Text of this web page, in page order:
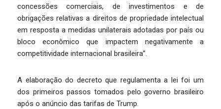
concessões comerciais, de investimentos e de
obrigações relativas a direitos de propriedade intelectual
em resposta a medidas unilaterais adotadas por país ou
bloco econômico que impactem negativamente a
competitividade internacional brasileira”.
A elaboração do decreto que regulamenta a lei foi um
dos primeiros passos tomados pelo governo brasileiro
após o anúncio das tarifas de Trump.